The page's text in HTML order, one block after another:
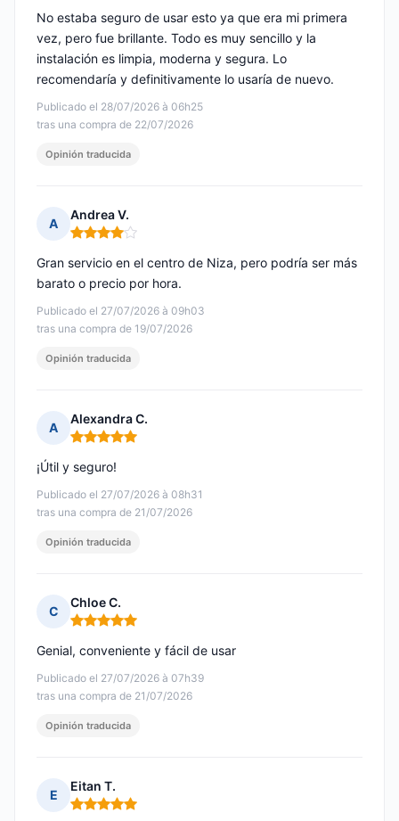
Publicado el 28/07/2026 à 06h25
tras una compra de 22/07/2026
No estaba seguro de usar esto ya que era mi primera
vez, pero fue brillante. Todo es muy sencillo y la
instalación es limpia, moderna y segura. Lo
recomendaría y definitivamente lo usaría de nuevo.
Opinión traducida
A
Andrea V.
Nota: 4 de 5
Publicado el 27/07/2026 à 09h03
tras una compra de 19/07/2026
Gran servicio en el centro de Niza, pero podría ser más
barato o precio por hora.
Opinión traducida
A
Alexandra C.
Nota: 5 de 5
Publicado el 27/07/2026 à 08h31
tras una compra de 21/07/2026
¡Útil y seguro!
Opinión traducida
C
Chloe C.
Nota: 5 de 5
Publicado el 27/07/2026 à 07h39
tras una compra de 21/07/2026
Genial, conveniente y fácil de usar
Opinión traducida
E
Eitan T.
Nota: 5 de 5